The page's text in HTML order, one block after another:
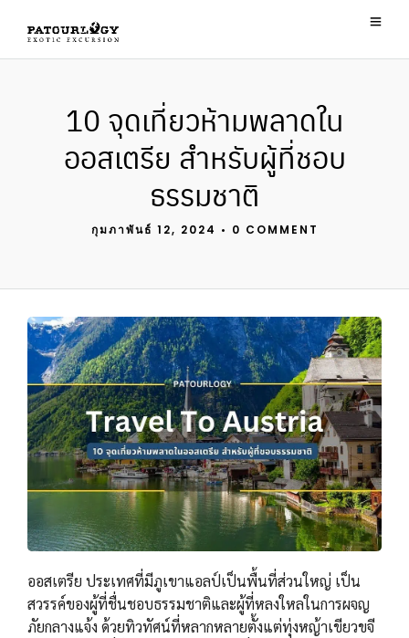
10 จุดเที่ยวห้ามพลาดใน
ออสเตรีย สำหรับผู้ที่ชอบ
ธรรมชาติ
กุมภาพันธ์ 12, 2024 • 0 COMMENT
ออสเตรีย ประเทศที่มีภูเขาแอลป์เป็นพื้นที่ส่วนใหญ่ เป็น
สวรรค์ของผู้ที่ชื่นชอบธรรมชาติและผู้ที่หลงใหลในการผจญ
ภัยกลางแจ้ง ด้วยทิวทัศน์ที่หลากหลายตั้งแต่ทุ่งหญ้าเขียวขจี